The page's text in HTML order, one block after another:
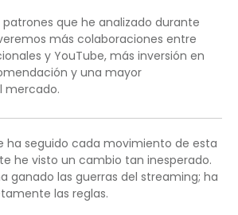
que he analizado durante
más colaboraciones entre
y YouTube, más inversión en
y una mayor
mercado.
ha seguido cada movimiento de esta
he visto un cambio tan inesperado.
ganado las guerras del streaming; ha
las reglas.